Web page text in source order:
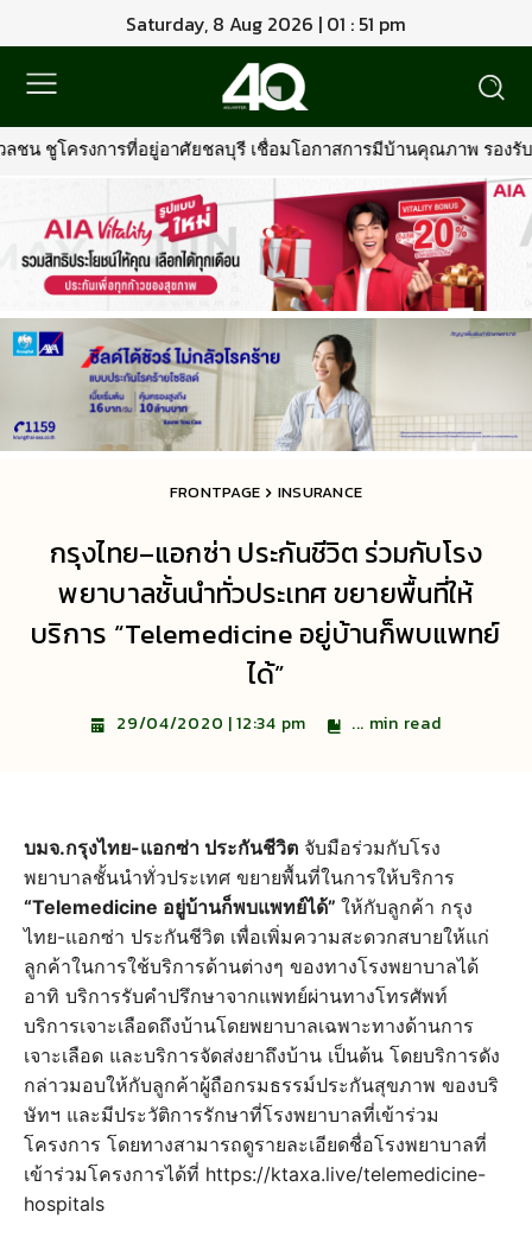
Saturday, 8 Aug 2026 | 01 : 51 pm
ลบุรี เชื่อมโอกาสการมีบ้านคุณภาพ รองรับการเติบโตพื้นที่ EEC
FRONTPAGE INSURANCE
กรุงไทย–แอกซ่า ประกันชีวิต ร่วมกับโรง
พยาบาลชั้นนำทั่วประเทศ ขยายพื้นที่ให้
บริการ “Telemedicine อยู่บ้านก็พบแพทย์
ได้”
29/04/2020 | 12:34 pm ... min read
บมจ.กรุงไทย-แอกซ่า ประกันชีวิต จับมือร่วมกับโรง
พยาบาลชั้นนำทั่วประเทศ ขยายพื้นที่ในการให้บริการ
“Telemedicine อยู่บ้านก็พบแพทย์ได้” ให้กับลูกค้า กรุง
ไทย-แอกซ่า ประกันชีวิต เพื่อเพิ่มความสะดวกสบายให้แก่
ลูกค้าในการใช้บริการด้านต่างๆ ของทางโรงพยาบาลได้
อาทิ บริการรับคำปรึกษาจากแพทย์ผ่านทางโทรศัพท์
บริการเจาะเลือดถึงบ้านโดยพยาบาลเฉพาะทางด้านการ
เจาะเลือด และบริการจัดส่งยาถึงบ้าน เป็นต้น โดยบริการดัง
กล่าวมอบให้กับลูกค้าผู้ถือกรมธรรม์ประกันสุขภาพ ของบริ
ษัทฯ และมีประวัติการรักษาที่โรงพยาบาลที่เข้าร่วม
โครงการ โดยทางสามารถดูรายละเอียดชื่อโรงพยาบาลที่
เข้าร่วมโครงการได้ที่ https://ktaxa.live/telemedicine-
hospitals